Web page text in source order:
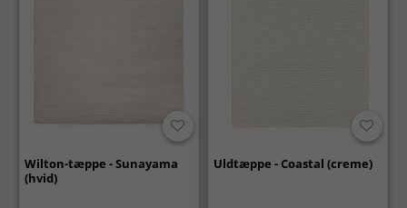
Wilton-tæppe - Sunayama
(hvid)
Uldtæppe - Coastal (creme)